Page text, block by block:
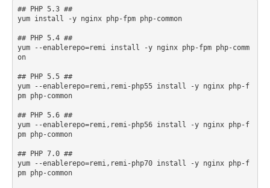
## PHP 5.3 ##
yum install -y nginx php-fpm php-common
## PHP 5.4 ##
yum --enablerepo=remi install -y nginx php-fpm php-comm
on
## PHP 5.5 ##
yum --enablerepo=remi,remi-php55 install -y nginx php-f
pm php-common
## PHP 5.6 ##
yum --enablerepo=remi,remi-php56 install -y nginx php-f
pm php-common
## PHP 7.0 ##
yum --enablerepo=remi,remi-php70 install -y nginx php-f
pm php-common